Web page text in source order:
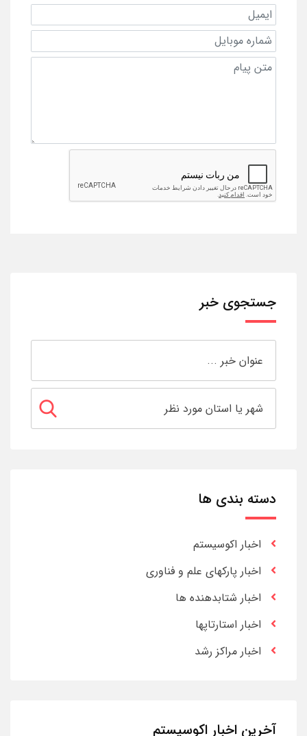
جستجوی خبر
دسته بندی ها
اخبار اکوسیستم
اخبار پارکهای علم و فناوری
اخبار شتابدهنده ها
اخبار استارتاپها
اخبار مراکز رشد
آخرین اخبار اکوسیستم